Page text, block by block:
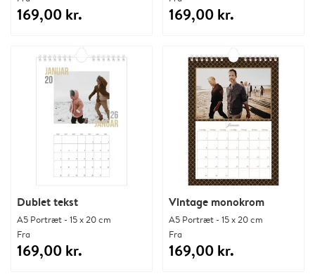
169,00 kr. 169,00 kr.
Dublet tekst
A5 Portræt - 15 x 20 cm
Fra
169,00 kr.
Vintage monokrom
A5 Portræt - 15 x 20 cm
Fra
169,00 kr.